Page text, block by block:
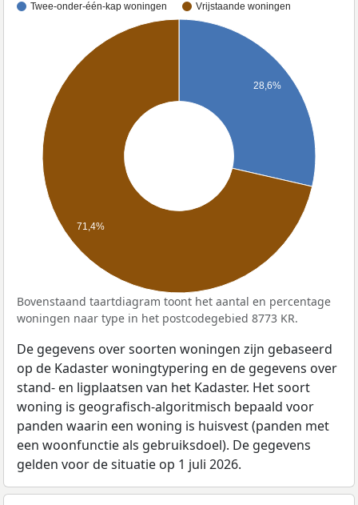
Twee-onder-één-kap woningen Vrijstaande woningen
28,6%
71,4%
Bovenstaand taartdiagram toont het aantal en percentage
woningen naar type in het postcodegebied 8773 KR.
De gegevens over soorten woningen zijn gebaseerd
op de Kadaster woningtypering en de gegevens over
stand- en ligplaatsen van het Kadaster. Het soort
woning is geografisch-algoritmisch bepaald voor
panden waarin een woning is huisvest (panden met
een woonfunctie als gebruiksdoel). De gegevens
gelden voor de situatie op 1 juli 2026.